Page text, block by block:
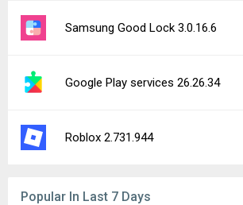
Samsung Good Lock 3.0.16.6
Google Play services 26.26.34
Roblox 2.731.944
Popular In Last 7 Days